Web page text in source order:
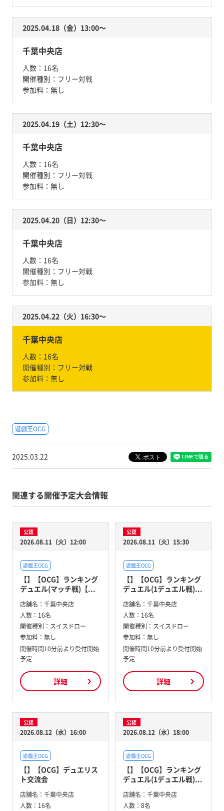
2025.04.18（金）13:00〜
千葉中央店
人数： 16名
開催種別： フリー対戦
参加料： 無し
2025.04.19（土）12:30〜
千葉中央店
人数： 16名
開催種別： フリー対戦
参加料： 無し
2025.04.20（日）12:30〜
千葉中央店
人数： 16名
開催種別： フリー対戦
参加料： 無し
2025.04.22（火）16:30〜
千葉中央店
人数： 16名
開催種別： フリー対戦
参加料： 無し
遊戯王OCG
2025.03.22
関連する開催予定大会情報
公認
2026.08.11（火）12:00
遊戯王OCG
【】【OCG】ランキング
デュエル(マッチ戦)【...
店舗名： 千葉中央店
人数： 16名
開催種別： スイスドロー
参加料： 無し
開催時間10分前より受付開始
予定
詳細
公認
2026.08.11（火）15:30
遊戯王OCG
【】【OCG】ランキング
デュエル(1デュエル戦)...
店舗名： 千葉中央店
人数： 16名
開催種別： スイスドロー
参加料： 無し
開催時間10分前より受付開始
予定
詳細
公認
2026.08.12（水）16:00
遊戯王OCG
【】【OCG】デュエリス
ト交流会
店舗名： 千葉中央店
人数： 16名
公認
2026.08.12（水）18:00
遊戯王OCG
【】【OCG】ランキング
デュエル(1デュエル戦)...
店舗名： 千葉中央店
人数： 8名